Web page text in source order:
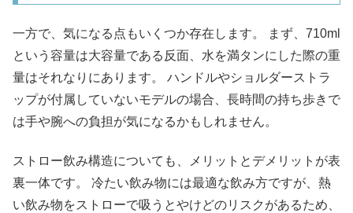
一方で、気になる点もいくつか存在します。 まず、710ml
という容量は大容量である反面、水を満タンにした際の重
量はそれなりにあります。 ハンドルやショルダーストラ
ップが付属していないモデルの場合、長時間の持ち歩きで
は手や腕への負担が気になるかもしれません。
ストロー飲み構造についても、メリットとデメリットが表
裏一体です。 冷たい飲み物には最適な飲み方ですが、熱
い飲み物をストローで吸うとやけどのリスクがあるため、